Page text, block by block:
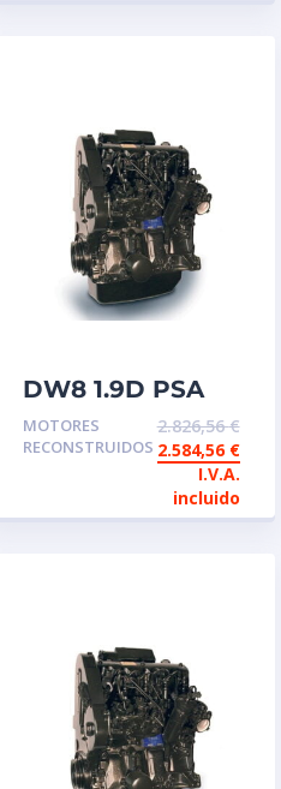
DW8 1.9D PSA
Motor de
intercambio
reconstruido
MOTORES
RECONSTRUIDOS
2.826,56€
2.584,56 €
I.V.A.
incluido